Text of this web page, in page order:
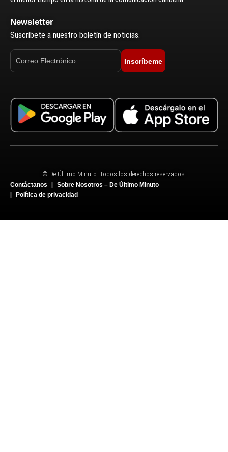
Newsletter
Suscríbete a nuestro boletín de noticias.
Inscríbeme
© De Último Minuto. Todos los derechos reservados.
Contáctanos
Sobre Nosotros – De Último Minuto
Política de privacidad